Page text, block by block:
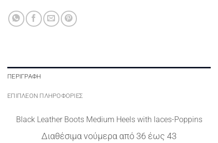
ΠΕΡΙΓΡΑΦΉ
ΕΠΙΠΛΈΟΝ ΠΛΗΡΟΦΟΡΊΕΣ
Black Leather Boots Medium Heels with laces-Poppins
Διαθέσιμα νούμερα από 36 έως 43